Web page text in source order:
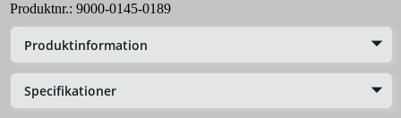
Produktnr.: 9000-0145-0189
Produktinformation
Specifikationer